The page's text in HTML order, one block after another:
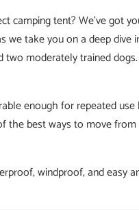
tent? We've got
take you on a deep
moderately trained
enough for repeated
best ways to move
windproof, and easy